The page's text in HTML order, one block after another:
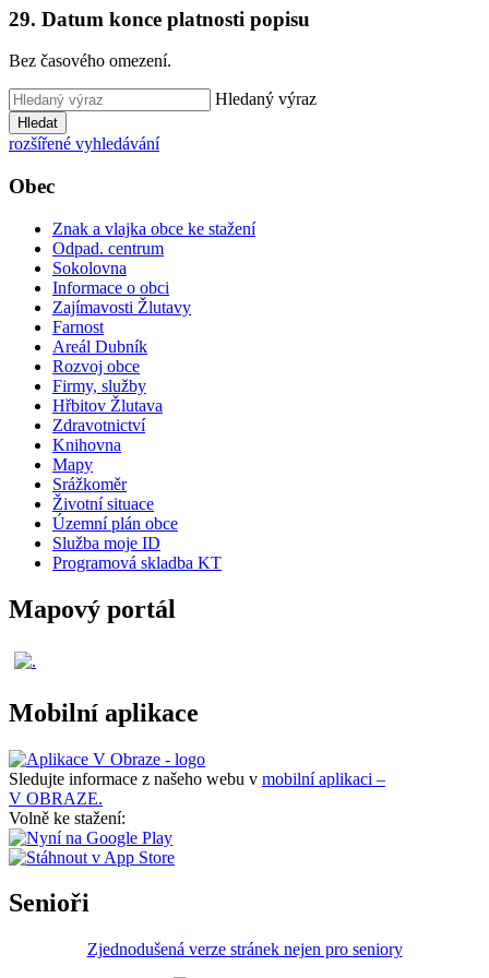
29. Datum konce platnosti popisu
Bez časového omezení.
Hledaný výraz
Hledat
rozšířené vyhledávání
Obec
Znak a vlajka obce ke stažení
Odpad. centrum
Sokolovna
Informace o obci
Zajímavosti Žlutavy
Farnost
Areál Dubník
Rozvoj obce
Firmy, služby
Hřbitov Žlutava
Zdravotnictví
Knihovna
Mapy
Srážkoměr
Životní situace
Územní plán obce
Služba moje ID
Programová skladba KT
Mapový portál
Mobilní aplikace
Sledujte informace z našeho webu v mobilní aplikaci –
V OBRAZE.
Volně ke stažení:
Senioři
Zjednodušená verze stránek nejen pro seniory